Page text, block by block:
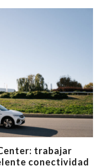
trabajar
conectividad